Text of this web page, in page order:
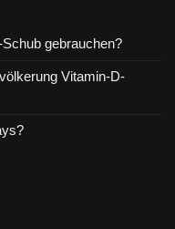
gebrauchen?
Vitamin-D-